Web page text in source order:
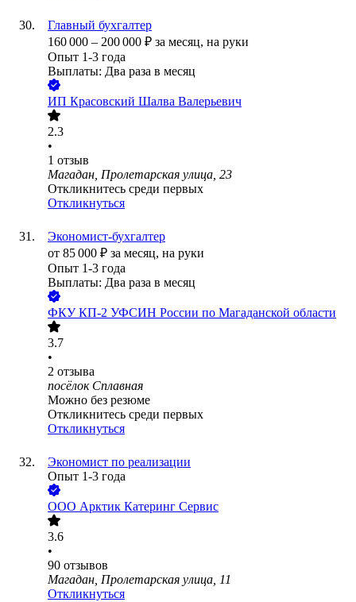
Главный бухгалтер
160 000 – 200 000 ₽ за месяц, на руки
Опыт 1-3 года
Выплаты: Два раза в месяц
ИП Красовский Шалва Валерьевич
2.3
•
1 отзыв
Магадан, Пролетарская улица, 23
Откликнитесь среди первых
Откликнуться
Экономист-бухгалтер
от 85 000 ₽ за месяц, на руки
Опыт 1-3 года
Выплаты: Два раза в месяц
ФКУ КП-2 УФСИН России по Магаданской области
3.7
•
2 отзыва
посёлок Сплавная
Можно без резюме
Откликнитесь среди первых
Откликнуться
Экономист по реализации
Опыт 1-3 года
ООО Арктик Катеринг Сервис
3.6
•
90 отзывов
Магадан, Пролетарская улица, 11
Откликнуться